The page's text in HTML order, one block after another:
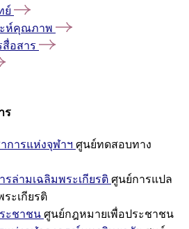
ย์
ะห์คุณภาพ
สื่อสาร
ร
การแห่งจุฬาฯ ศูนย์ทดสอบทาง
ล่ามเฉลิมพระเกียรติ ศูนย์การแปล
ะเกียรติ
ะชาชน ศูนย์กฎหมายเพื่อประชาชน